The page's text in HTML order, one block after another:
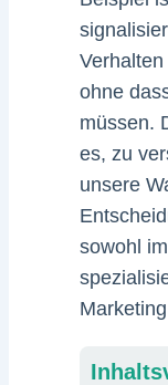
ohne
müssen.
es, zu
unsere
sowohl